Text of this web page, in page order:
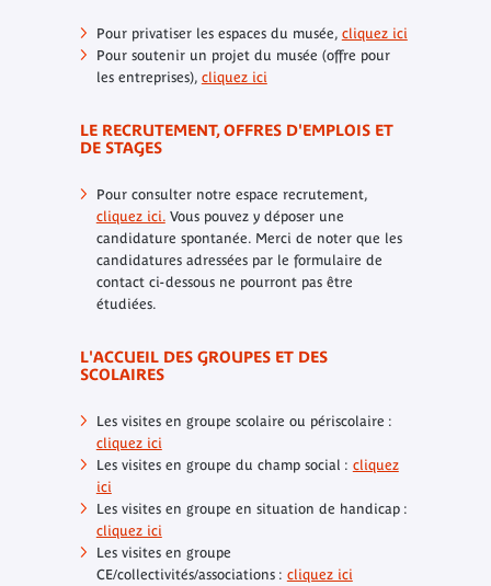
Pour privatiser les espaces du musée, cliquez ici
Pour soutenir un projet du musée (offre pour
les entreprises), cliquez ici
LE RECRUTEMENT, OFFRES D'EMPLOIS ET
DE STAGES
Pour consulter notre espace recrutement,
cliquez ici.Vous pouvez y déposer une
candidature spontanée. Merci de noter que les
candidatures adressées par le formulaire de
contact ci-dessous ne pourront pas être
étudiées.
L'ACCUEIL DES GROUPES ET DES
SCOLAIRES
Les visites en groupe scolaire ou périscolaire :
cliquez ici
Les visites en groupe du champ social : cliquez
ici
Les visites en groupe en situation de handicap :
cliquez ici
Les visites en groupe
CE/collectivités/associations : cliquez ici